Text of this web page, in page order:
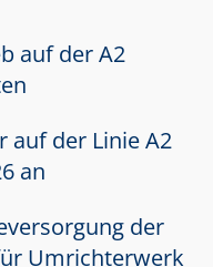
auf der A2
auf der Linie A2
an
der
Umrichterwerk